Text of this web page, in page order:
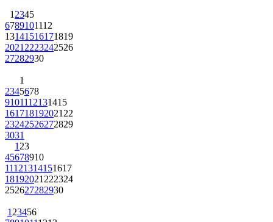
1 2345
6789101112
13141516171819
2021 2223242526
27282930
1
2345678
9101112131415
161718192021 22
23242526272829
3031
1 23
45678910
11121314151617
18192021 222324
252627282930
1 23456